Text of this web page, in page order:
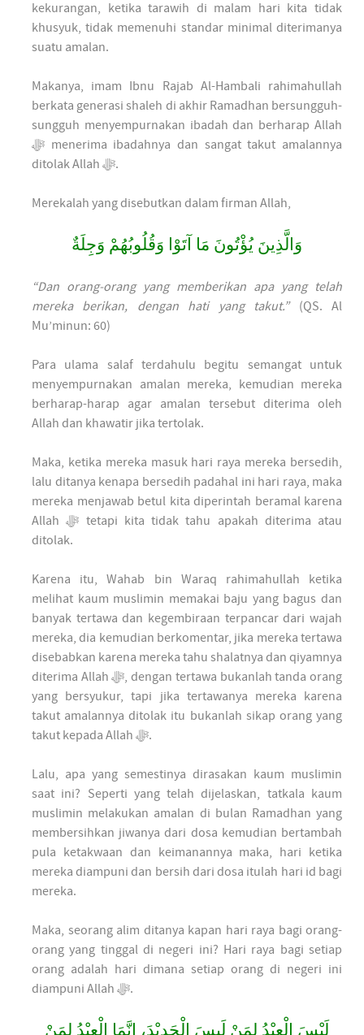
kekurangan, ketika tarawih di malam hari kita tidak
khusyuk, tidak memenuhi standar minimal diterimanya
suatu amalan.
Makanya, imam Ibnu Rajab Al-Hambali rahimahullah
berkata generasi shaleh di akhir Ramadhan bersungguh-
sungguh menyempurnakan ibadah dan berharap Allah
ﷻ menerima ibadahnya dan sangat takut amalannya
ditolak Allah ﷻ.
Merekalah yang disebutkan dalam firman Allah,
وَالَّذِينَ يُؤْتُونَ مَا آتَوْا وَقُلُوبُهُمْ وَجِلَةٌ
“Dan orang-orang yang memberikan apa yang telah
mereka berikan, dengan hati yang takut.”(QS. Al
Mu’minun: 60)
Para ulama salaf terdahulu begitu semangat untuk
menyempurnakan amalan mereka, kemudian mereka
berharap-harap agar amalan tersebut diterima oleh
Allah dan khawatir jika tertolak.
Maka, ketika mereka masuk hari raya mereka bersedih,
lalu ditanya kenapa bersedih padahal ini hari raya, maka
mereka menjawab betul kita diperintah beramal karena
Allah ﷻ tetapi kita tidak tahu apakah diterima atau
ditolak.
Karena itu, Wahab bin Waraq rahimahullah ketika
melihat kaum muslimin memakai baju yang bagus dan
banyak tertawa dan kegembiraan terpancar dari wajah
mereka, dia kemudian berkomentar, jika mereka tertawa
disebabkan karena mereka tahu shalatnya dan qiyamnya
diterima Allah ﷻ, dengan tertawa bukanlah tanda orang
yang bersyukur, tapi jika tertawanya mereka karena
takut amalannya ditolak itu bukanlah sikap orang yang
takut kepada Allah ﷻ.
Lalu, apa yang semestinya dirasakan kaum muslimin
saat ini? Seperti yang telah dijelaskan, tatkala kaum
muslimin melakukan amalan di bulan Ramadhan yang
membersihkan jiwanya dari dosa kemudian bertambah
pula ketakwaan dan keimanannya maka, hari ketika
mereka diampuni dan bersih dari dosa itulah hari id bagi
mereka.
Maka, seorang alim ditanya kapan hari raya bagi orang-
orang yang tinggal di negeri ini? Hari raya bagi setiap
orang adalah hari dimana setiap orang di negeri ini
diampuni Allah ﷻ.
لَيْسَ الْعِيْدُ لِمَنْ لَبِسَ الْجَدِيْدَ، إِنَّمَا الْعِيْدُ لِمَنْ